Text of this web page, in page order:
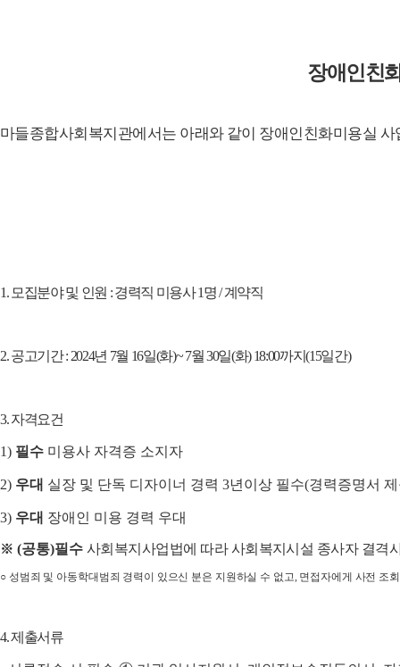
장애인친
마들종합사회복지관에서는 아래와 같이 장애인친화미용실 사
1.모집분야 및 인원 :경력직 미용사1명/계약직
2.공고기간: 2024년 7월 16일(화)~ 7월30일(화) 18:00까지(15일간)
3.자격요건
1) 필수 미용사 자격증 소지자
2) 우대 실장 및 단독 디자이너 경력 3년이상 필수(경력증명서
3) 우대 장애인 미용 경력 우대
※ (공통)필수 사회복지사업법에 따라 사회복지시설 종사자 결격
○ 성범죄 및 아동학대범죄 경력이 있으신 분은 지원하실 수 없고, 면접자에게 사전 조
4.제출서류